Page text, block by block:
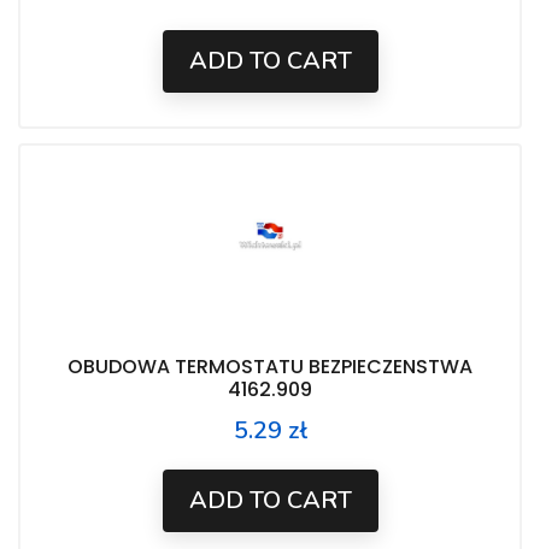
ADD TO CART
OBUDOWA TERMOSTATU BEZPIECZENSTWA
4162.909
Price
5.29 zł
ADD TO CART